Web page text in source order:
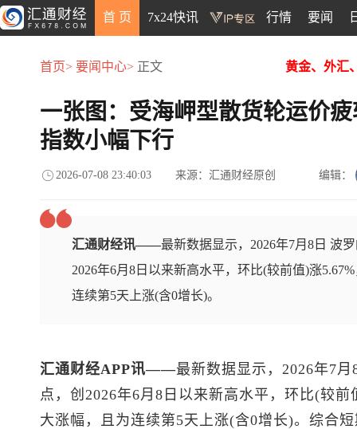
首 页 7x24快讯 行情 要闻
首页> 要闻中心> 正文 黄金、外汇
一张图：受海岬型散货轮运价
指数小幅下行
2026-07-08 23:40:03 来源：汇通财经原创 编辑：
汇通财经讯——最新数据显示，2026年7月8日 波
2026年6月8日以来新高水平，环比(较前值)涨
连续第5天上涨(含0增长)。
汇通财经APP讯——最新数据显示，2026年7
点，创2026年6月8日以来新高水平，环比(较
大涨幅，且为连续第5天上涨(含0增长)。综合